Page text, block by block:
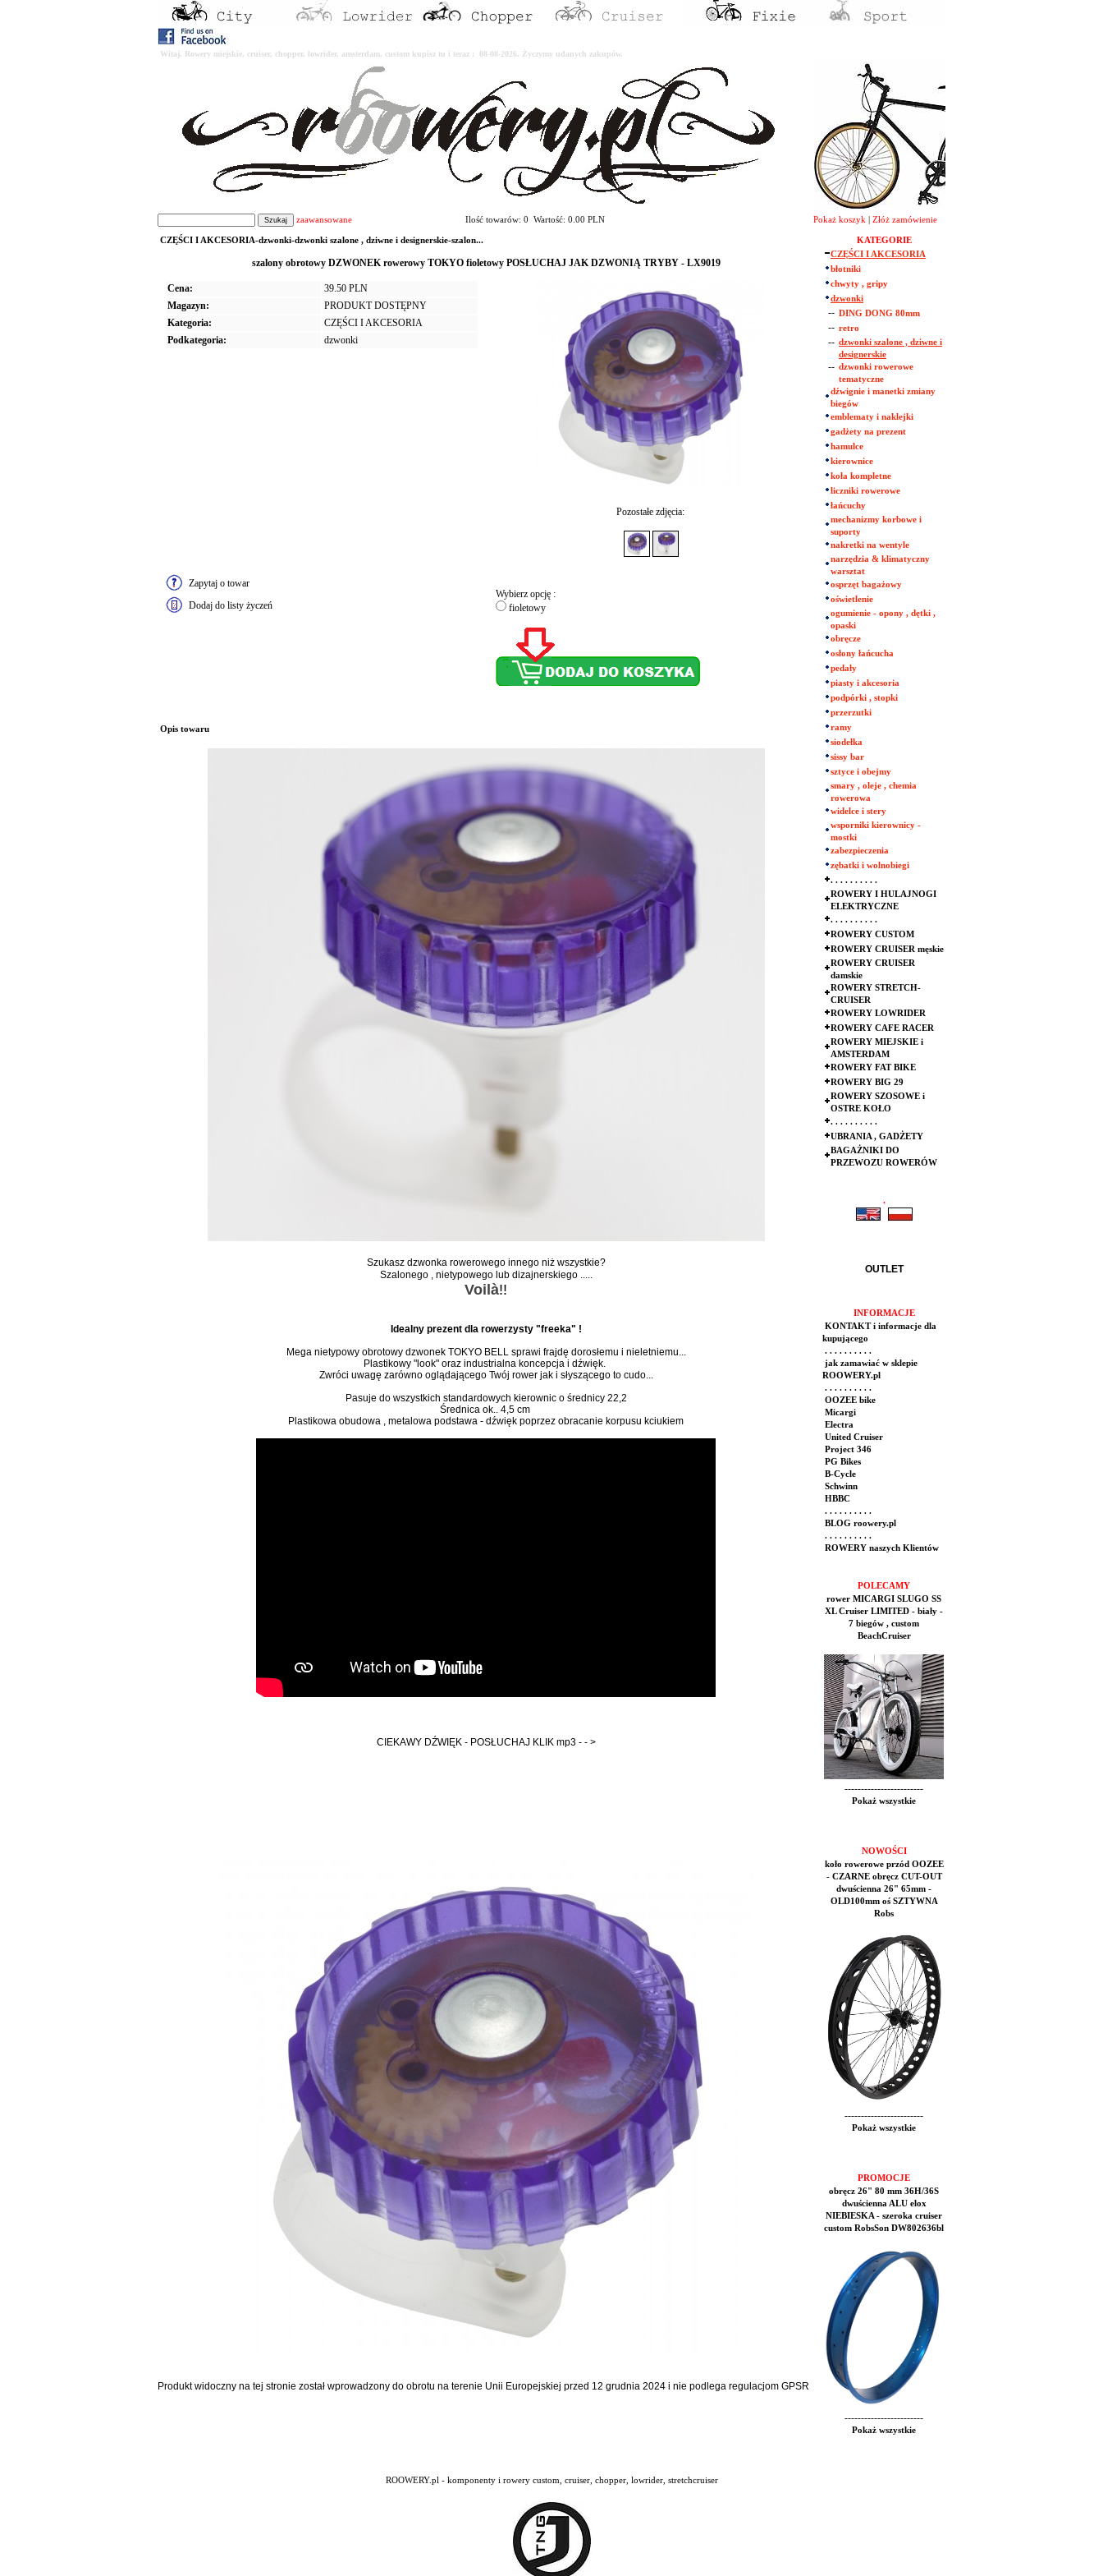
Witaj. Rowery miejskie, cruiser, chopper, lowrider, amsterdam, custom kupisz tu i teraz : 08-08-2026. Życzymy udanych zakupów.
zaawansowane Ilość towarów: 0 Wartość: 0.00 PLN Pokaż koszyk Złóż zamówienie
CZĘŚCI I AKCESORIA-dzwonki-dzwonki szalone , dziwne i designerskie-szalon...
szalony obrotowy DZWONEK rowerowy TOKYO fioletowy POSŁUCHAJ JAK DZWONIĄ TRYBY - LX9019
Cena:
39.50 PLN
Magazyn:
PRODUKT DOSTĘPNY
Kategoria:
CZĘŚCI I AKCESORIA
Podkategoria:
dzwonki
Pozostałe zdjęcia:
Zapytaj o towar
Dodaj do listy życzeń
Wybierz opcję :
fioletowy
Opis towaru
Szukasz dzwonka rowerowego innego niż wszystkie?
Szalonego , nietypowego lub dizajnerskiego .....
Voilà!!
Idealny prezent dla rowerzysty "freeka" !
Mega nietypowy obrotowy dzwonek TOKYO BELL sprawi frajdę dorosłemu i nieletniemu...
Plastikowy "look" oraz industrialna koncepcja i dźwięk.
Zwróci uwagę zarówno oglądającego Twój rower jak i słyszącego to cudo...
Pasuje do wszystkich standardowych kierownic o średnicy 22,2
Średnica ok.. 4,5 cm
Plastikowa obudowa , metalowa podstawa - dźwięk poprzez obracanie korpusu kciukiem
CIEKAWY DŹWIĘK - POSŁUCHAJ KLIK mp3 - - >
Produkt widoczny na tej stronie został wprowadzony do obrotu na terenie Unii Europejskiej przed 12 grudnia 2024 i nie podlega regulacjom GPSR
KATEGORIE
CZĘŚCI I AKCESORIA
błotniki
chwyty , gripy
dzwonki
-- DING DONG 80mm
-- retro
-- dzwonki szalone , dziwne i
designerskie
-- dzwonki rowerowe
tematyczne
dźwignie i manetki zmiany
biegów
emblematy i naklejki
gadżety na prezent
hamulce
kierownice
koła kompletne
liczniki rowerowe
łańcuchy
mechanizmy korbowe i
suporty
nakretki na wentyle
narzędzia & klimatyczny
warsztat
osprzęt bagażowy
oświetlenie
ogumienie - opony , dętki ,
opaski
obręcze
osłony łańcucha
pedały
piasty i akcesoria
podpórki , stopki
przerzutki
ramy
siodełka
sissy bar
sztyce i obejmy
smary , oleje , chemia
rowerowa
widelce i stery
wsporniki kierownicy -
mostki
zabezpieczenia
zębatki i wolnobiegi
. . . . . . . . . .
ROWERY I HULAJNOGI
ELEKTRYCZNE
. . . . . . . . . .
ROWERY CUSTOM
ROWERY CRUISER męskie
ROWERY CRUISER
damskie
ROWERY STRETCH-
CRUISER
ROWERY LOWRIDER
ROWERY CAFE RACER
ROWERY MIEJSKIE i
AMSTERDAM
ROWERY FAT BIKE
ROWERY BIG 29
ROWERY SZOSOWE i
OSTRE KOŁO
. . . . . . . . . .
UBRANIA , GADŻETY
BAGAŻNIKI DO
PRZEWOZU ROWERÓW
.
OUTLET
INFORMACJE
KONTAKT i informacje dla
kupującego
. . . . . . . . . .
jak zamawiać w sklepie
ROOWERY.pl
. . . . . . . . . .
OOZEE bike
Micargi
Electra
United Cruiser
Project 346
PG Bikes
B-Cycle
Schwinn
HBBC
. . . . . . . . . .
BLOG roowery.pl
. . . . . . . . . .
ROWERY naszych Klientów
POLECAMY
rower MICARGI SLUGO SS
XL Cruiser LIMITED - biały -
7 biegów , custom
BeachCruiser
------------------------
Pokaż wszystkie
NOWOŚCI
koło rowerowe przód OOZEE
- CZARNE obręcz CUT-OUT
dwuścienna 26" 65mm -
OLD100mm oś SZTYWNA
Robs
------------------------
Pokaż wszystkie
PROMOCJE
obręcz 26" 80 mm 36H/36S
dwuścienna ALU elox
NIEBIESKA - szeroka cruiser
custom RobsSon DW802636bl
------------------------
Pokaż wszystkie
ROOWERY.pl - komponenty i rowery custom, cruiser, chopper, lowrider, stretchcruiser